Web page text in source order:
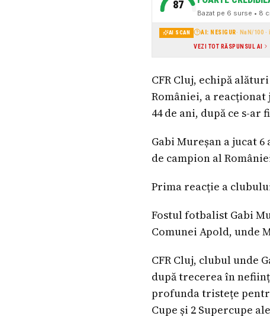
87
Bazat pe 6 surse • 8
AI SCAN AI: NESIGUR· NaN/100
VEZI TOT RĂSPUNSUL AI
CFR Cluj, echipă
României, a
44 de ani, după ce s-
Gabi Mureșan a jucat
de campion al României
Prima reacție a
Fostul fotbalist Gabi
Comunei Apold, unde
CFR Cluj, clubul unde
după trecerea în
profunda tristețe
Cupe și 2 Supercupe